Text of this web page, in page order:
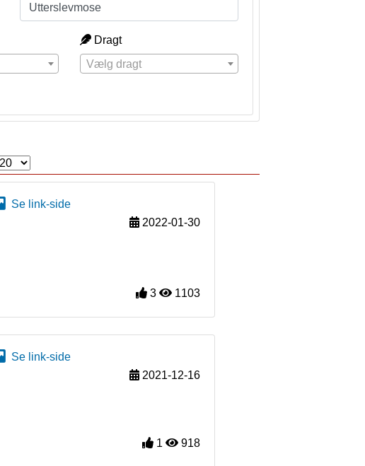
Dragt
Vælg dragt
Se link-side
2022-01-30
3 1103
Se link-side
2021-12-16
1 918